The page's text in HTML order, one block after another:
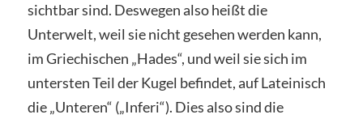
sichtbar sind. Deswegen also heißt die
Unterwelt, weil sie nicht gesehen werden kann,
im Griechischen „Hades“, und weil sie sich im
untersten Teil der Kugel befindet, auf Lateinisch
die „Unteren“ („Inferi“). Dies also sind die